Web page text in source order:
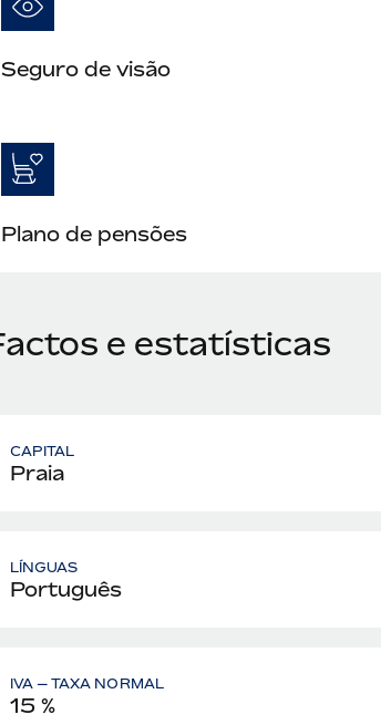
Seguro de visão
Plano de pensões
e estatísticas
CAPITAL
Praia
LÍNGUAS
Português
IVA — TAXA NORMAL
15 %